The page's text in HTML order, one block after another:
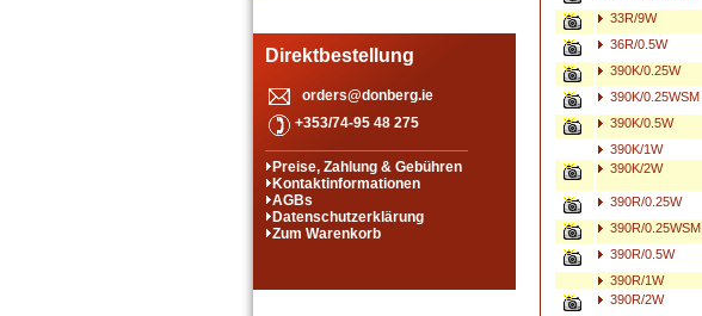
Direktbestellung
orders@donberg.ie
+353/74-95 48 275
Preise, Zahlung & Gebühren
Kontaktinformationen
AGBs
Datenschutzerklärung
Zum Warenkorb
33R/9W
36R/0.5W
390K/0.25W
390K/0.25WSM
390K/0.5W
390K/1W
390K/2W
390R/0.25W
390R/0.25WSM
390R/0.5W
390R/1W
390R/2W